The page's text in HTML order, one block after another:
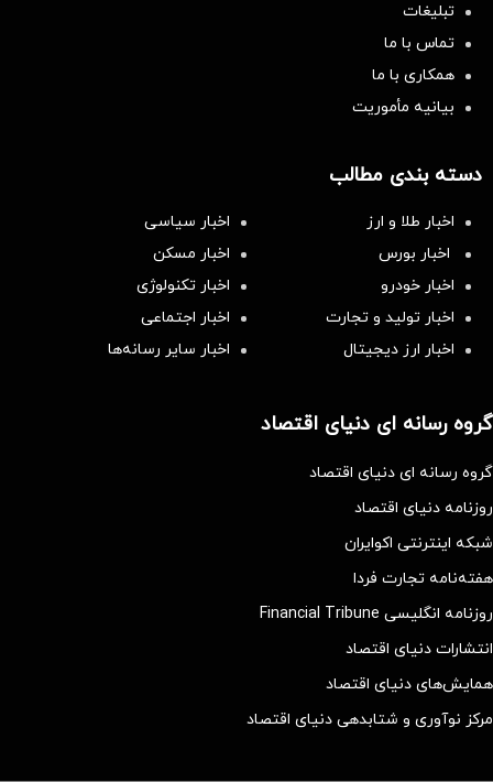
تبلیغات
تماس با ما
همکاری با ما
بیانیه مأموریت
دسته بندی مطالب
اخبار طلا و ارز
اخبار سیاسی
اخبار بورس
اخبار مسکن
اخبار خودرو
اخبار تکنولوژی
اخبار تولید و تجارت
اخبار اجتماعی
اخبار ارز دیجیتال
اخبار سایر رسانه‌‌ها
گروه رسانه ای دنیای اقتصاد
گروه رسانه ای دنیای اقتصاد
روزنامه دنیای اقتصاد
شبکه اینترنتی اکوایران
هفته‌نامه تجارت فردا
روزنامه انگلیسی Financial Tribune
انتشارات دنیای اقتصاد
همایش‌های دنیای اقتصاد
مرکز نوآوری و شتابدهی دنیای اقتصاد